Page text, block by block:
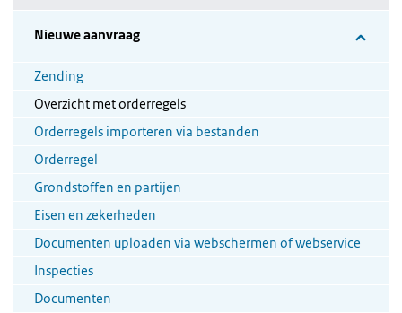
Nieuwe aanvraag
Zending
Overzicht met orderregels
Orderregels importeren via bestanden
Orderregel
Grondstoffen en partijen
Eisen en zekerheden
Documenten uploaden via webschermen of webservice
Inspecties
Documenten